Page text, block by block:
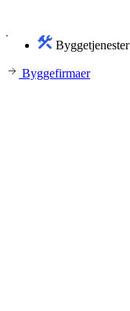
Byggetjenester
Byggefirmaer